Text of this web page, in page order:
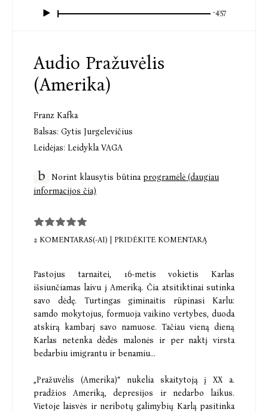
-4:57
Audio Pražuvėlis
(Amerika)
Franz Kafka
Balsas: Gytis Jurgelevičius
Leidėjas: Leidykla VAGA
Norint klausytis būtinaprogramėlė (daugiau
informacijos čia)
2 KOMENTARAS(-AI) | PRIDĖKITE KOMENTARĄ
Pastojus tarnaitei, 16-metis vokietis Karlas
išsiunčiamas laivu į Ameriką. Čia atsitiktinai sutinka
savo dėdę. Turtingas giminaitis rūpinasi Karlu:
samdo mokytojus, formuoja vaikino vertybes, duoda
atskirą kambarį savo namuose. Tačiau vieną dieną
Karlas netenka dėdės malonės ir per naktį virsta
bedarbiu imigrantu ir benamiu…
„Pražuvėlis (Amerika)“ nukelia skaitytoją į XX a.
pradžios Ameriką, depresijos ir nedarbo laikus.
Vietoje laisvės ir neribotų galimybių Karlą pasitinka